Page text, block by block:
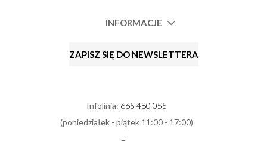
INFORMACJE
ZAPISZ SIĘ DO NEWSLETTERA
Infolinia: 665 480 055
(poniedziałek - piątek 11:00 - 17:00)